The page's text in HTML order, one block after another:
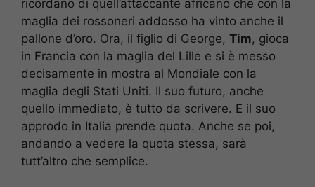
ricordano di quell’attaccante africano che con la
maglia dei rossoneri addosso ha vinto anche il
pallone d’oro. Ora, il figlio di George, Tim, gioca
in Francia con la maglia del Lille e si è messo
decisamente in mostra al Mondiale con la
maglia degli Stati Uniti. Il suo futuro, anche
quello immediato, è tutto da scrivere. E il suo
approdo in Italia prende quota. Anche se poi,
andando a vedere la quota stessa, sarà
tutt’altro che semplice.